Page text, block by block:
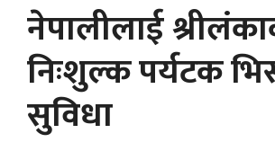
नेपालीलाई
निःशुल्क पर्यटक
सुविधा